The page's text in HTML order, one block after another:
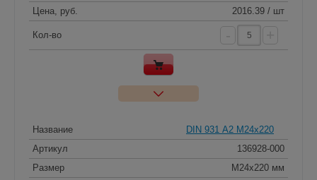
Цена, руб.
2016.39 / шт
Кол-во
Название
DIN 931 А2 M24x220
Артикул
136928-000
Размер
M24x220 мм